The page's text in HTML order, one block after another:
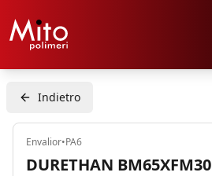
Indietro
Envalior•PA6
DURETHAN BM65XFM30